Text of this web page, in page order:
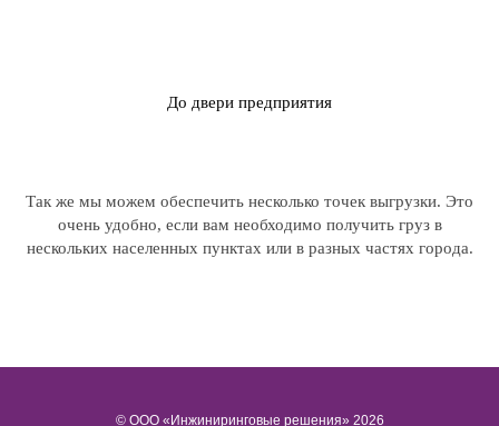
До двери предприятия
Так же мы можем обеспечить несколько точек выгрузки. Это
очень удобно, если вам необходимо получить груз в
нескольких населенных пунктах или в разных частях города.
© ООО «Инжиниринговые решения» 2026